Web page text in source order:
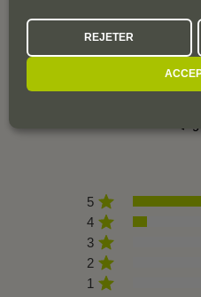
L'AVIS DE LA
5
4
3
2
1
REJETER